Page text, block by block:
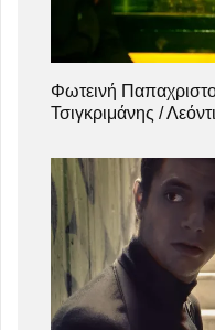
Φωτεινή
Τσιγκριμάνης /